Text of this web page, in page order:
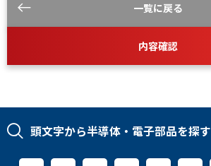
一覧に戻る
内容確認
頭文字から半導体・電子部品を探す